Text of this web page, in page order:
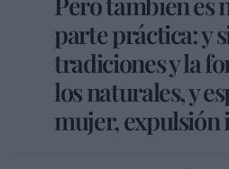
parte práctica: y
tradiciones y la
los naturales, y
mujer, expulsión